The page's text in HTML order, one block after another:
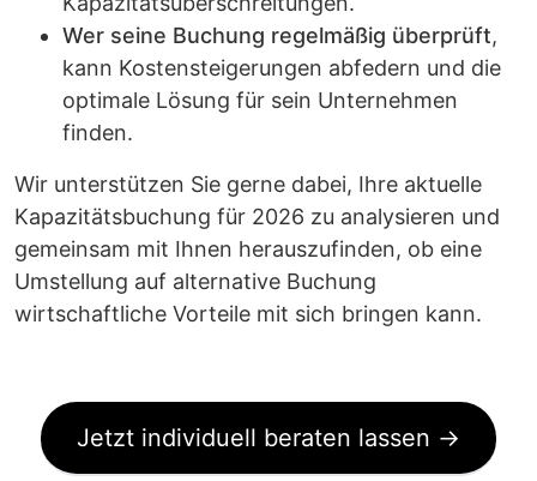
Wer seine Buchung regelmäßig überprüft,
kann Kostensteigerungen abfedern und die
optimale Lösung für sein Unternehmen
finden.
Wir unterstützen Sie gerne dabei, Ihre aktuelle
Kapazitätsbuchung für 2026 zu analysieren und
gemeinsam mit Ihnen herauszufinden, ob eine
Umstellung auf alternative Buchung
wirtschaftliche Vorteile mit sich bringen kann.
Jetzt individuell beraten lassen →